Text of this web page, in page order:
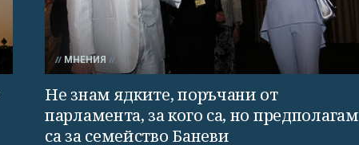
МНЕНИЯ
Не знам ядките, поръчани от
парламента, за кого са, но предполагам
са за семейство Баневи